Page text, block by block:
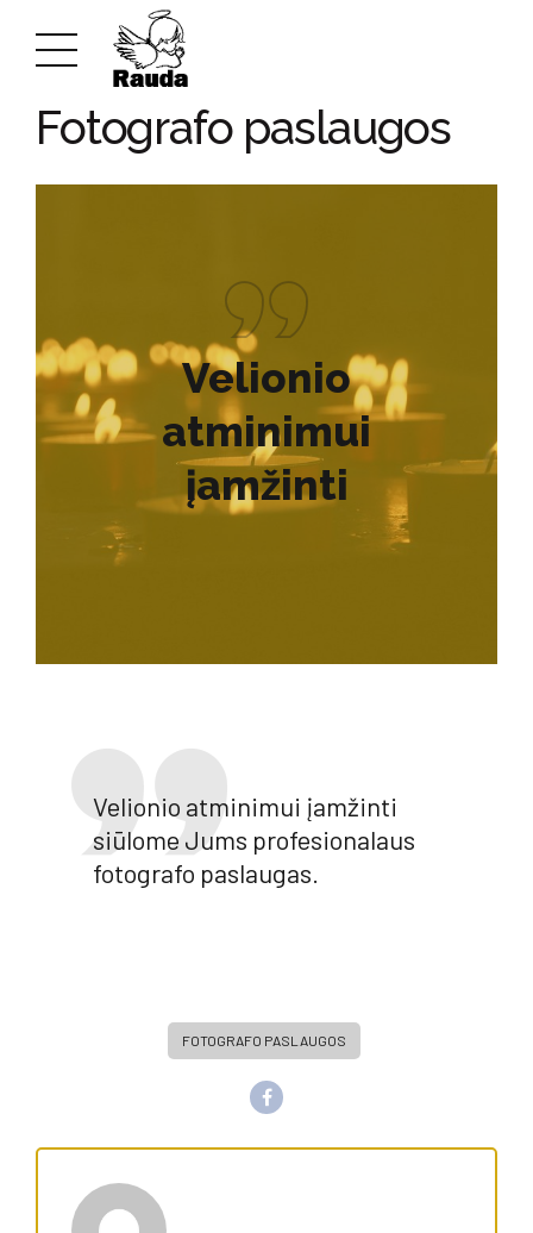
LAIDOJIMO PASLAUGOS KAUNE
Fotografo paslaugos
Velionio
atminimui
įamžinti
Velionio atminimui įamžinti
siūlome Jums profesionalaus
fotografo paslaugas.
FOTOGRAFO PASLAUGOS